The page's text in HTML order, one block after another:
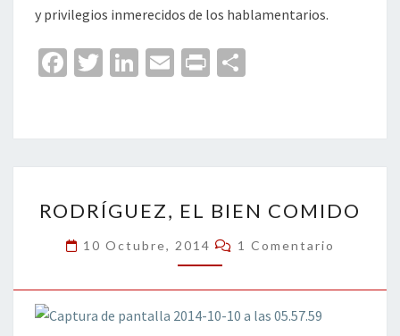
y privilegios inmerecidos de los hablamentarios.
Fa
o
o
k
T
er
Li
dI
n
E
l
Pr
p
ar
tir
EL
BIEN
COMIDO
RODRÍGUEZ, EL BIEN COMIDO
10 Octubre, 2014 Comentarios
1 Comentario